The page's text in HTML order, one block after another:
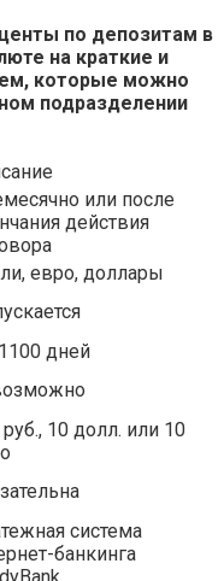
по депозитам в
на краткие и
которые можно
подразделении
или после
действия
евро, доллары
дней
10 долл. или 10
система
банкинга